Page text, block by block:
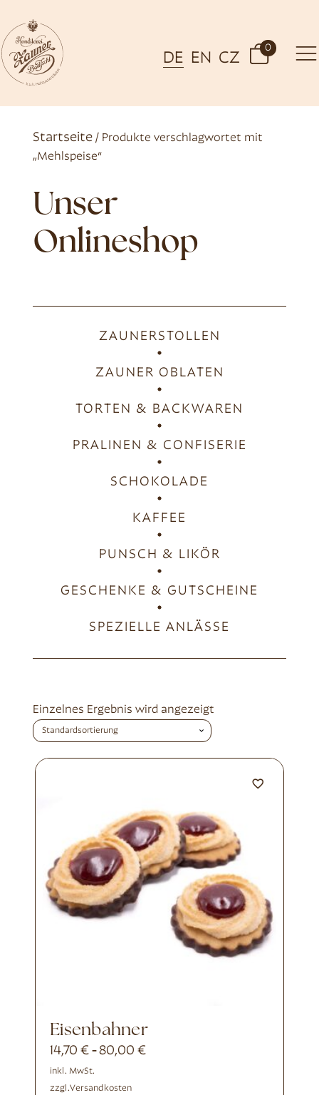
DE EN CZ
0
Startseite/ Produkte verschlagwortet mit
„Mehlspeise“
Unser
Onlineshop
ZAUNERSTOLLEN
ZAUNER OBLATEN
TORTEN & BACKWAREN
PRALINEN & CONFISERIE
SCHOKOLADE
KAFFEE
PUNSCH & LIKÖR
GESCHENKE & GUTSCHEINE
SPEZIELLE ANLÄSSE
Einzelnes Ergebnis wird angezeigt
Eisenbahner
14,70€ -80,00€
inkl. MwSt.
zzgl.Versandkosten